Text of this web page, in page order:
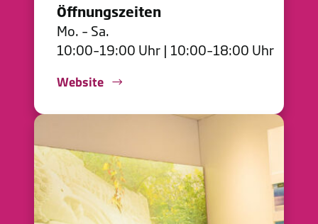
Öffnungszeiten
Mo. – Sa.
10:00–19:00 Uhr | 10:00–18:00 Uhr
Website